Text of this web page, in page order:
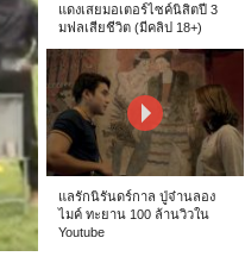
แดงเสยมอเตอร์ไซค์นิสิตปี 3
มฟลเสียชีวิต (มีคลิป 18+)
แลรักนิรันดร์กาล ปู่จ๋านลอง
ไมค์ ทะยาน 100 ล้านวิวใน
Youtube